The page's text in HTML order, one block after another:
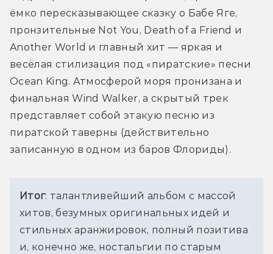
ёмко пересказывающее сказку о Бабе Яге,
пронзительные Not You, Death of a Friend и
Another World и главный хит — яркая и
весёлая стилизация под «пиратские» песни
Ocean King. Атмосферой моря пронизана и
финальная Wind Walker, а скрытый трек
представляет собой этакую песню из
пиратской таверны (действительно
записанную в одном из баров Флориды).
Итог: талантливейший альбом с массой
хитов, безумных оригинальных идей и
стильных аранжировок, полный позитива
и, конечно же, ностальгии по старым